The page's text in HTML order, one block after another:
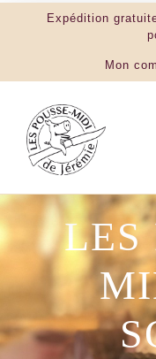
Expédition
Mon
LES